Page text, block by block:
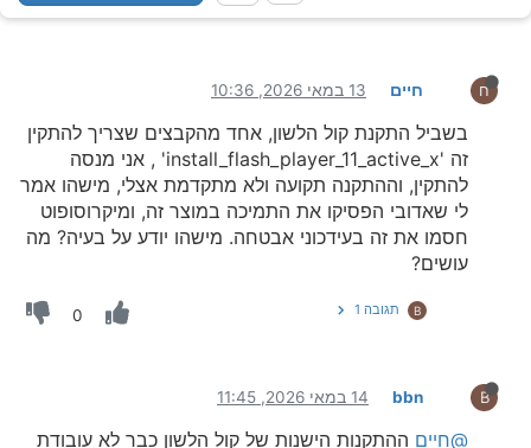
ח חיים 13 במאי 2026, 10:36
בשביל התקנת קול הלשון, אחד מהקבצים שצריך להתקין
זה 'install_flash_player_11_active_x' , אני מנסה
להתקין, וההתקנה תקועה ולא מתקדמת אצלי, מישהו אמר
לי שאדובי הפסיקו את התמיכה במוצר זה, ומיקרוסופוט
חסמו את זה בעידכוני אבטחה. מישהו יודע על בעיה? מה
עושים?
B תגובה 1 0
B
bbn 14 במאי 2026, 11:45
@חיים ההתקנות הישנות של קול הלשון כבר לא עובודת